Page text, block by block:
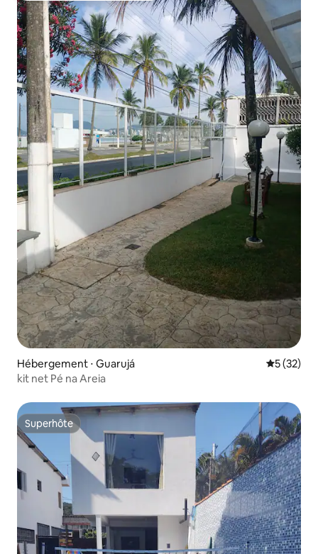
Hébergement ⋅ Guarujá
5 (32)
kit net Pé na Areia
Superhôte
Superhôte